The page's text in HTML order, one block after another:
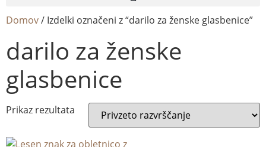
Domov/ Izdelki označeni z “darilo za ženske glasbenice”
darilo za ženske
glasbenice
Prikaz rezultata